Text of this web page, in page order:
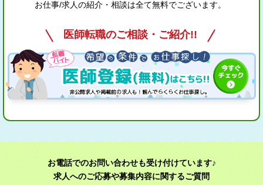
お仕事/求人の紹介・相談は全て無料でございます。
医師転職のご相談・ご紹介!!
お電話でのお問い合わせも受け付けています♪
求人へのご応募や募集内容に関するご質問